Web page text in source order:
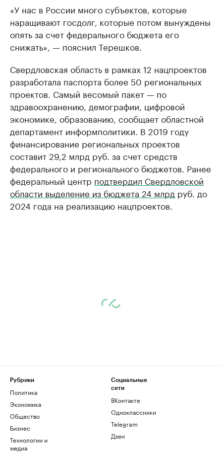
«У нас в России много субъектов, которые
наращивают госдолг, которые потом вынуждены
опять за счет федерального бюджета его
снижать», — пояснил Терешков.
Свердловская область в рамках 12 нацпроектов
разработала паспорта более 50 региональных
проектов. Самый весомый пакет — по
здравоохранению, демографии, цифровой
экономике, образованию, сообщает областной
департамент информполитики. В 2019 году
финансирование региональных проектов
составит 29,2 млрд руб. за счет средств
федерального и регионального бюджетов. Ранее
федеральный центр подтвердил Свердловской
области выделение из бюджета 24 млрд руб. до
2024 года на реализацию нацпроектов.
Рубрики
Политика
Экономика
Общество
Бизнес
Технологии и
медиа
Социальные
сети
ВКонтакте
Одноклассники
Telegram
Дзен